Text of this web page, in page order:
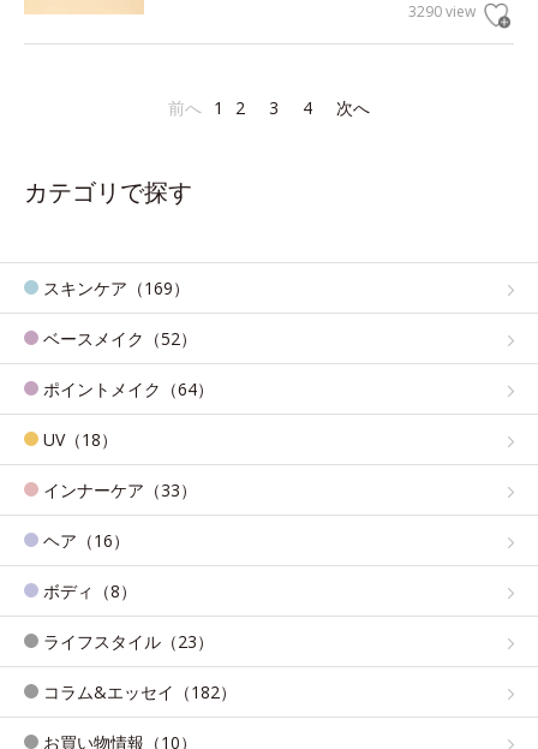
3290 view
前へ 1 2 3 4 次へ
カテゴリで探す
スキンケア（169）
ベースメイク（52）
ポイントメイク（64）
UV（18）
インナーケア（33）
ヘア（16）
ボディ（8）
ライフスタイル（23）
コラム&エッセイ（182）
お買い物情報（10）